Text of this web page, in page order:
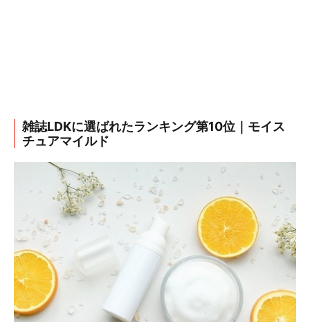
雑誌LDKに選ばれたランキング第10位｜モイス
チュアマイルド